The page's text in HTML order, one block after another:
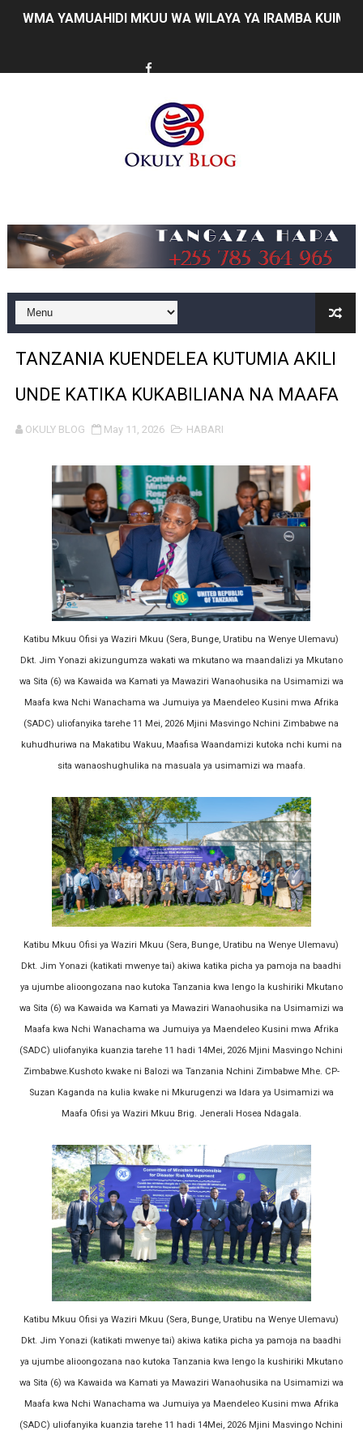
WMA YAMUAHIDI MKUU WA WILAYA YA IRAMBA
MUSOMA YATOA TENDA ZA SH. MILIONI 99 KWA
KILA KILO INAYOPOTEA NI SHILINGI INAYOPOTEA -
WIZARA YA MAWASILIANO YATAJA MAFANIKIO
FCC YAIMARISHA ELIMU YA USHINDANI NA ULINZI WA
Prof. Kabudi ahimiza matumizi ya teknolojia za kisasa
TBS YAENDELEA KUTOA ELUMU YA VIWANGO
RAIS SAMIA AIPONGEZA TADB KUWA MDHAMINI
REA YAPELEKA FURSA YA MKOPO NAFUU WA
Msajili wa Hazina ateta na Rais wa Benki ya Biashara
MHANDISI SWEDI: NANENANE NI FURSA YA
TEKNOLOJIA YA NYUKLIA: MSAADA MKUBWA KATIKA
WMA YAPONGEZWA KWA KUANZISHA KLABU ZA
TBS Yaendelea kutoa elimu ya uthibitishaji ubora wa
LONDO: KUONGEZA THAMANI YA MAZAO NDIO NJIA
WRRB YAJA NA UBUNIFU KWENYE ZAO LA PARACHICHI
KIONGOZI MSTAAFU WA WMA ASEMA VIPIMO SAHIHI
TANZANIA KUENDELEA KUTUMIA AKILI
UNDE KATIKA KUKABILIANA NA MAAFA
OKULY BLOG May 11, 2026 HABARI
Katibu Mkuu Ofisi ya Waziri Mkuu (Sera, Bunge, Uratibu na Wenye Ulemavu)
Dkt. Jim Yonazi akizungumza wakati wa mkutano wa maandalizi ya Mkutano
wa Sita (6) wa Kawaida wa Kamati ya Mawaziri Wanaohusika na Usimamizi wa
Maafa kwa Nchi Wanachama wa Jumuiya ya Maendeleo Kusini mwa Afrika
(SADC) uliofanyika tarehe 11 Mei, 2026 Mjini Masvingo Nchini Zimbabwe na
kuhudhuriwa na Makatibu Wakuu, Maafisa Waandamizi kutoka nchi kumi na
sita wanaoshughulika na masuala ya usimamizi wa maafa.
Katibu Mkuu Ofisi ya Waziri Mkuu (Sera, Bunge, Uratibu na Wenye Ulemavu)
Dkt. Jim Yonazi (katikati mwenye tai) akiwa katika picha ya pamoja na baadhi
ya ujumbe alioongozana nao kutoka Tanzania kwa lengo la kushiriki Mkutano
wa Sita (6) wa Kawaida wa Kamati ya Mawaziri Wanaohusika na Usimamizi wa
Maafa kwa Nchi Wanachama wa Jumuiya ya Maendeleo Kusini mwa Afrika
(SADC) uliofanyika kuanzia tarehe 11 hadi 14Mei, 2026 Mjini Masvingo Nchini
Zimbabwe.Kushoto kwake ni Balozi wa Tanzania Nchini Zimbabwe Mhe. CP-
Suzan Kaganda na kulia kwake ni Mkurugenzi wa Idara ya Usimamizi wa
Maafa Ofisi ya Waziri Mkuu Brig. Jenerali Hosea Ndagala.
Katibu Mkuu Ofisi ya Waziri Mkuu (Sera, Bunge, Uratibu na Wenye Ulemavu)
Dkt. Jim Yonazi (katikati mwenye tai) akiwa katika picha ya pamoja na baadhi
ya ujumbe alioongozana nao kutoka Tanzania kwa lengo la kushiriki Mkutano
wa Sita (6) wa Kawaida wa Kamati ya Mawaziri Wanaohusika na Usimamizi wa
Maafa kwa Nchi Wanachama wa Jumuiya ya Maendeleo Kusini mwa Afrika
(SADC) uliofanyika kuanzia tarehe 11 hadi 14Mei, 2026 Mjini Masvingo Nchini